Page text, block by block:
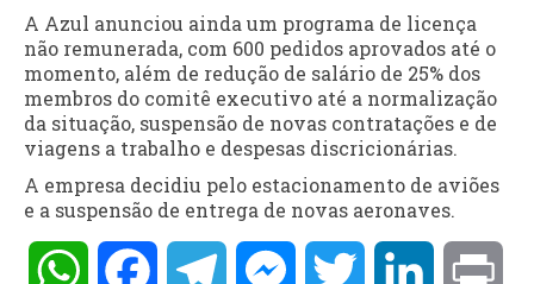
A Azul anunciou ainda um programa de licença
não remunerada, com 600 pedidos aprovados até o
momento, além de redução de salário de 25% dos
membros do comitê executivo até a normalização
da situação, suspensão de novas contratações e de
viagens a trabalho e despesas discricionárias.
A empresa decidiu pelo estacionamento de aviões
e a suspensão de entrega de novas aeronaves.
WhatsAppFacebookTelegramMessengerTwitter LinkedIn